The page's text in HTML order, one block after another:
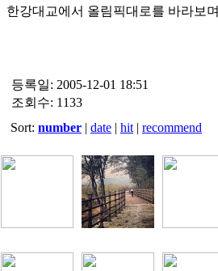
한강대교에서 올림픽대로를 바라보며
등록일: 2005-12-01 18:51
조회수: 1133
Sort: number | date | hit | recommend